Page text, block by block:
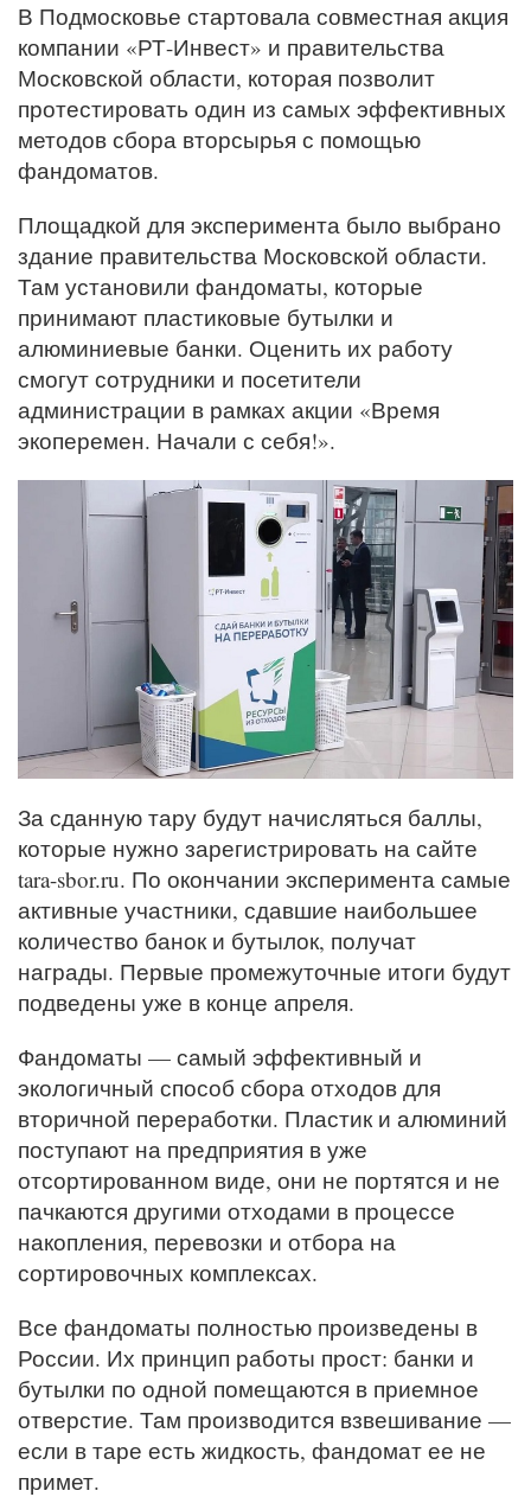
В Подмосковье стартовала совместная акция
компании «РТ-Инвест» и правительства
Московской области, которая позволит
протестировать один из самых эффективных
методов сбора вторсырья с помощью
фандоматов.
Площадкой для эксперимента было выбрано
здание правительства Московской области.
Там установили фандоматы, которые
принимают пластиковые бутылки и
алюминиевые банки. Оценить их работу
смогут сотрудники и посетители
администрации в рамках акции «Время
экоперемен. Начали с себя!».
За сданную тару будут начисляться баллы,
которые нужно зарегистрировать на сайте
tara-sbor.ru. По окончании эксперимента самые
активные участники, сдавшие наибольшее
количество банок и бутылок, получат
награды. Первые промежуточные итоги будут
подведены уже в конце апреля.
Фандоматы — самый эффективный и
экологичный способ сбора отходов для
вторичной переработки. Пластик и алюминий
поступают на предприятия в уже
отсортированном виде, они не портятся и не
пачкаются другими отходами в процессе
накопления, перевозки и отбора на
сортировочных комплексах.
Все фандоматы полностью произведены в
России. Их принцип работы прост: банки и
бутылки по одной помещаются в приемное
отверстие. Там производится взвешивание —
если в таре есть жидкость, фандомат ее не
примет.